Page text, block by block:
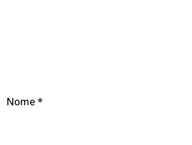
Nome*